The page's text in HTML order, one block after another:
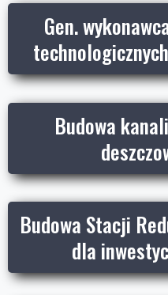
Gen.
Budowa
Budowa Stacji
dla